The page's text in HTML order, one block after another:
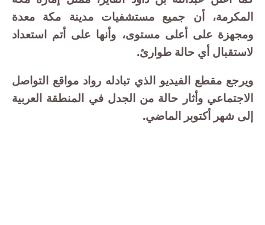
المكرمة، أن جميع مستشفيات مدينة مكة معدة
ومجهزة على أعلى مستوى، وأنها على أتم استعداد
لاستقبال أي حالة طوارئ.
ويرجع مقطع الفيديو الذي تبادله رواد مواقع التواصل
الاجتماعي وأثار حالة من الجدل في المنطقة العربية
إلى شهر أكتوبر الماضي.